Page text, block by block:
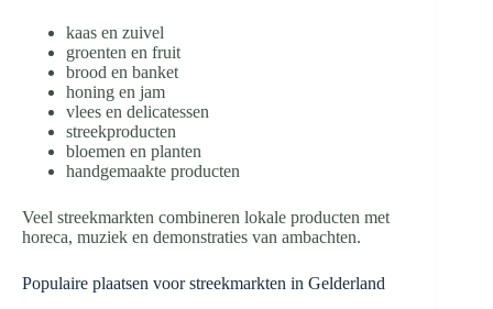
kaas en zuivel
groenten en fruit
brood en banket
honing en jam
vlees en delicatessen
streekproducten
bloemen en planten
handgemaakte producten
Veel streekmarkten combineren lokale producten met
horeca, muziek en demonstraties van ambachten.
Populaire plaatsen voor streekmarkten in Gelderland